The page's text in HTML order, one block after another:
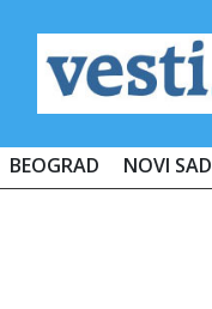
BEOGRAD NOVI SAD